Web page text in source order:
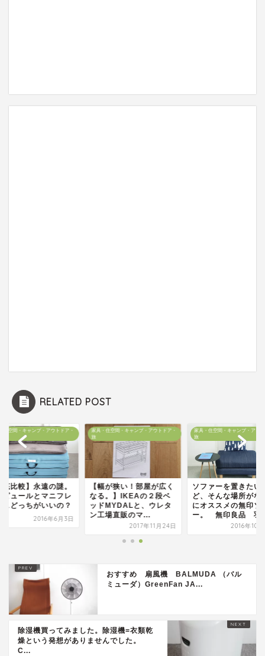
RELATED POST
住空間・キャンプ・アウトドア・
底比較】永遠の謎。
ピュールとマニフレ
スどっちがいいの？
2016年6月3日
家具・住空間・キャンプ・アウトドア・
旅
【幅が狭い！部屋が広く
なる。】IKEAの２段ベ
ッドMYDALと、ウレタ
ン工場直販のマ...
2017年11月24日
家具・住空間・キャンプ・アウ
旅
ソファーを置きたい
ど、そんな場所がな
にオススメの無印ソ
ー。 無印良品 羽
2016年10
おすすめ 扇風機 BALMUDA （バル
ミューダ）GreenFan JA...
除湿機買ってみました。除湿機=衣類乾
燥という発想がありませんでした。
C...